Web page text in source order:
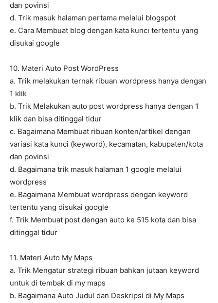
dan povinsi
d. Trik masuk halaman pertama melalui blogspot
e. Cara Membuat blog dengan kata kunci tertentu yang
disukai google
10. Materi Auto Post WordPress
a. Trik melakukan ternak ribuan wordpress hanya dengan
1 klik
b. Trik Melakukan auto post wordpress hanya dengan 1
klik dan bisa ditinggal tidur
c. Bagaimana Membuat ribuan konten/artikel dengan
variasi kata kunci (keyword), kecamatan, kabupaten/kota
dan povinsi
d. Bagaimana trik masuk halaman 1 google melalui
wordpress
e. Bagaimana Membuat wordpress dengan keyword
tertentu yang disukai google
f. Trik Membuat post dengan auto ke 515 kota dan bisa
ditinggal tidur
11. Materi Auto My Maps
a. Trik Mengatur strategi ribuan bahkan jutaan keyword
untuk di tembak di my maps
b. Bagaimana Auto Judul dan Deskripsi di My Maps